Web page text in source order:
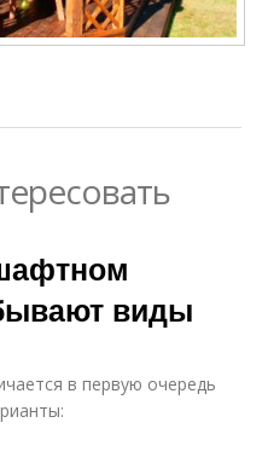
виды
в первую очередь